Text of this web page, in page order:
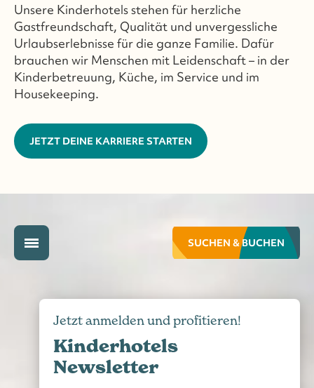
Unsere Kinderhotels stehen für herzliche
Gastfreundschaft, Qualität und unvergessliche
Urlaubserlebnisse für die ganze Familie. Dafür
brauchen wir Menschen mit Leidenschaft – in der
Kinderbetreuung, Küche, im Service und im
Housekeeping.
JETZT DEINE KARRIERE STARTEN
SUCHEN & BUCHEN
Jetzt anmelden und profitieren!
Kinderhotels
Newsletter